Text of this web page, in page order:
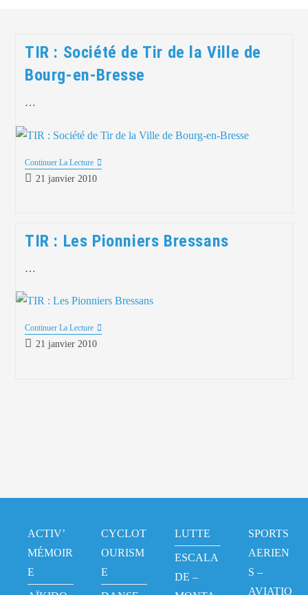
TIR : Société de Tir de la Ville de
Bourg-en-Bresse
…
Continuer La Lecture
21 janvier 2010
TIR : Les Pionniers Bressans
…
Continuer La Lecture
21 janvier 2010
ACTIV’
MÉMOIR
E
CYCLOT
OURISM
E
LUTTE
ESCALA
DE –
SPORTS
AERIEN
S –
AVIATIO